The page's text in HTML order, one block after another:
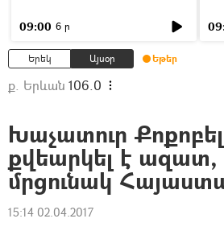
09:00 6 ր
Երեկ Այսօր Եթեր
ք. Երևան 106.0
Խաչատուր
քվեարկել է
մրցունակ
15:14 02.04.2017